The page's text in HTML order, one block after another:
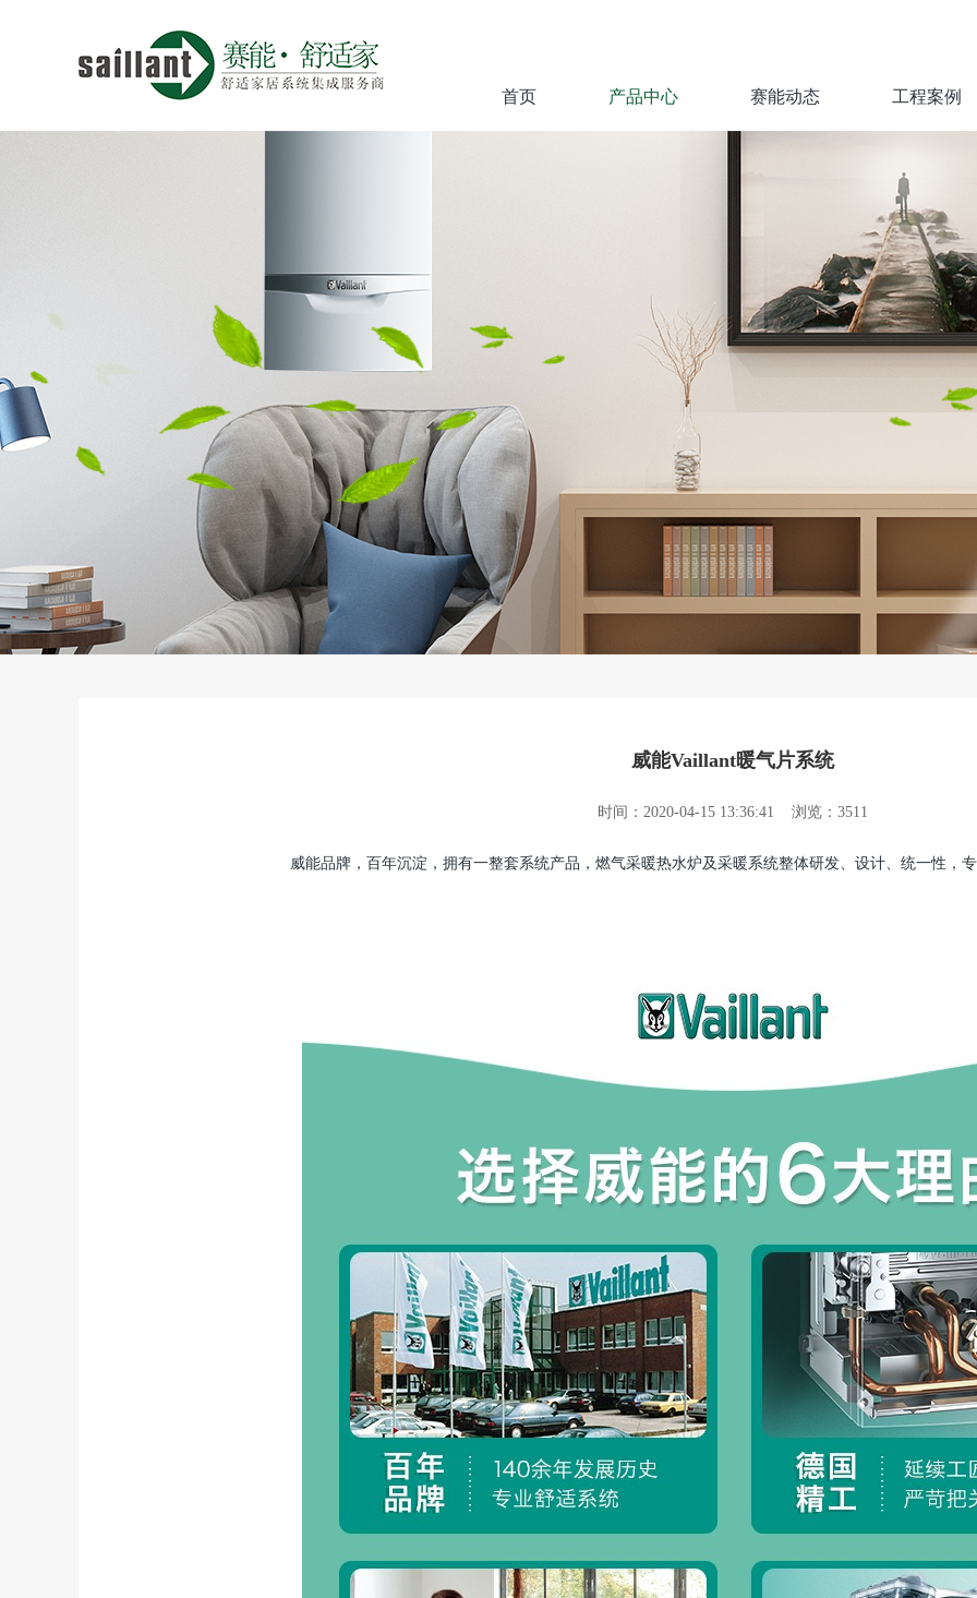
首页 产品中心 赛能动态 工程案例
威能Vaillant暖气片系统
时间：2020-04-15 13:36:41 浏览：3511
威能品牌，百年沉淀，拥有一整套系统产品，燃气采暖热水炉及采暖系统整体研发、设计、统一性，